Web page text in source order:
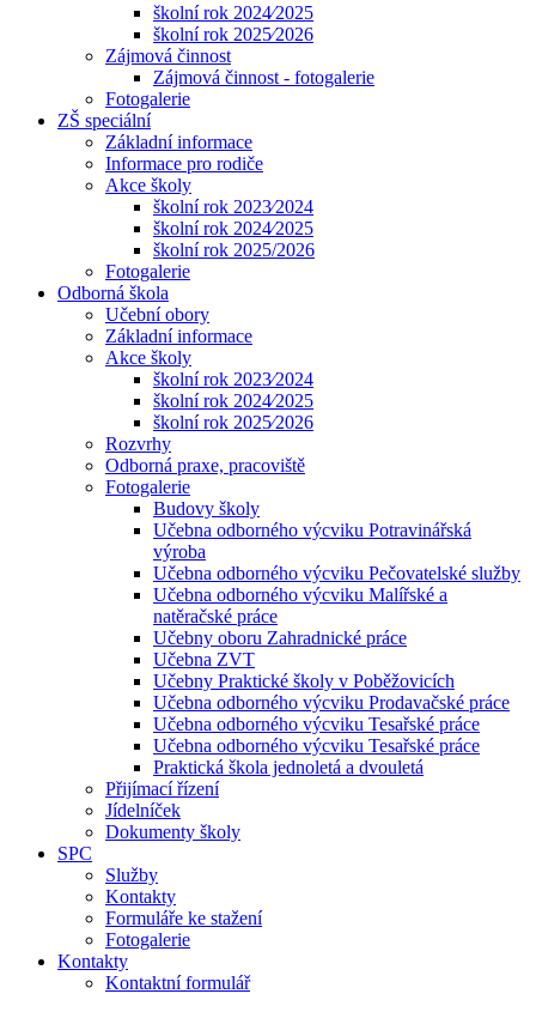
školní rok 2024⁄2025
školní rok 2025⁄2026
Zájmová činnost
Zájmová činnost - fotogalerie
Fotogalerie
ZŠ speciální
Základní informace
Informace pro rodiče
Akce školy
školní rok 2023⁄2024
školní rok 2024⁄2025
školní rok 2025/2026
Fotogalerie
Odborná škola
Učební obory
Základní informace
Akce školy
školní rok 2023⁄2024
školní rok 2024⁄2025
školní rok 2025⁄2026
Rozvrhy
Odborná praxe, pracoviště
Fotogalerie
Budovy školy
Učebna odborného výcviku Potravinářská
výroba
Učebna odborného výcviku Pečovatelské služby
Učebna odborného výcviku Malířské a
natěračské práce
Učebny oboru Zahradnické práce
Učebna ZVT
Učebny Praktické školy v Poběžovicích
Učebna odborného výcviku Prodavačské práce
Učebna odborného výcviku Tesařské práce
Učebna odborného výcviku Tesařské práce
Praktická škola jednoletá a dvouletá
Přijímací řízení
Jídelníček
Dokumenty školy
SPC
Služby
Kontakty
Formuláře ke stažení
Fotogalerie
Kontakty
Kontaktní formulář